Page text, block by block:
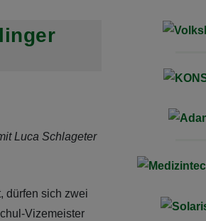
Luca Schlageter
dürfen sich zwei
Vizemeister